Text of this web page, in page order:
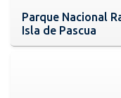
Parque Nacional
Isla de Pascua